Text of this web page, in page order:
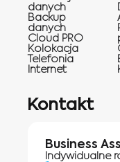
danych
Backup
danych
Cloud PRO
Kolokacja
Telefonia
Internet
Kontakt
Business
Indywidualne